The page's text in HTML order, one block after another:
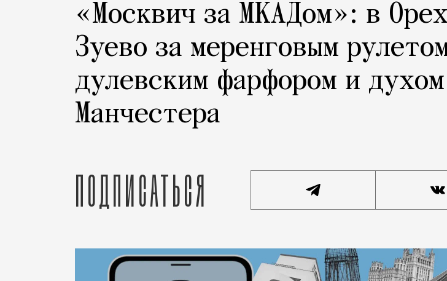
«Москвич за МКАДом»: в
Зуево за меренговым
дулевским фарфором и духом
Манчестера
Подписаться